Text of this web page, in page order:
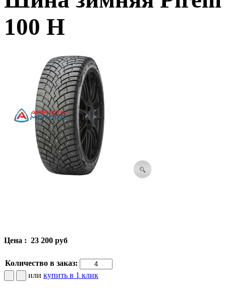
100 H
Цена : 23 200 руб
Количество в заказ:
или купить в 1 клик